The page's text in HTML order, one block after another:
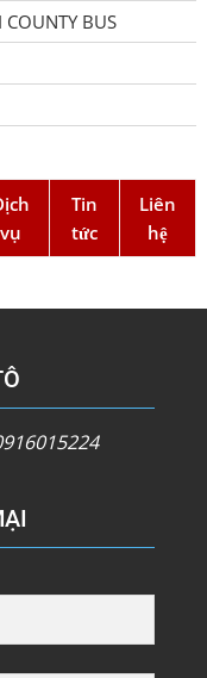
BUS
vụ
Tin
tức
Liên
hệ